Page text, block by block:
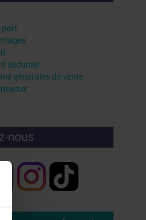
port
sécurisé
générales de vente
nous